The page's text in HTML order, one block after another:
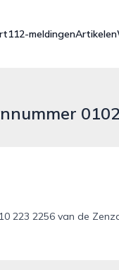
112-meldingenArtikelen
223 2256 van de